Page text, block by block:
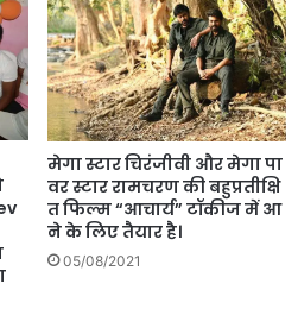
मेगा स्टार चिरंजीवी और मेगा पा
वर स्टार रामचरण की बहुप्रतीक्षि
त फिल्म “आचार्य” टॉकीज में आ
ने के लिए तैयार है।
05/08/2021